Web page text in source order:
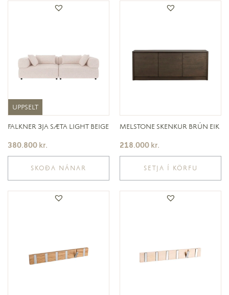
UPPSELT
UPPSELT
FALKNER 3JA SÆTA LIGHT BEIGE
380.800 kr.
SKOÐA NÁNAR
MELSTONE SKENKUR BRÚN EIK
218.000 kr.
SETJA Í KÖRFU